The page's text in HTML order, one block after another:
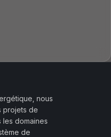
nous
projets de
domaines
de